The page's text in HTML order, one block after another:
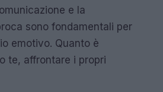
e la
sono fondamentali per
emotivo. Quanto è
te, affrontare i propri